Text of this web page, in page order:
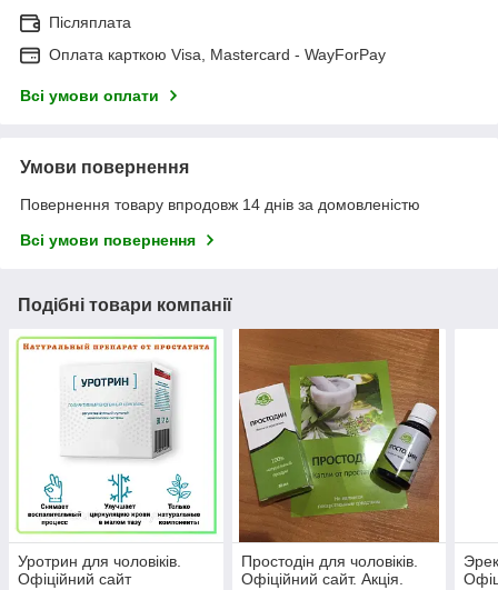
Післяплата
Оплата карткою Visa, Mastercard - WayForPay
Всі умови оплати
Умови повернення
Повернення товару впродовж 14 днів за домовленістю
Всі умови повернення
Подібні товари компанії
Уротрин для чоловіків.
Офіційний сайт
Простодін для чоловіків.
Офіційний сайт. Акція.